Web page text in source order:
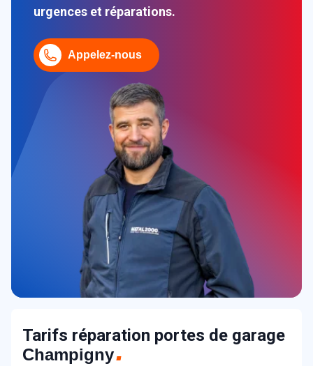
urgences et réparations.
Appelez-nous
Tarifs réparation portes de garage
Champigny